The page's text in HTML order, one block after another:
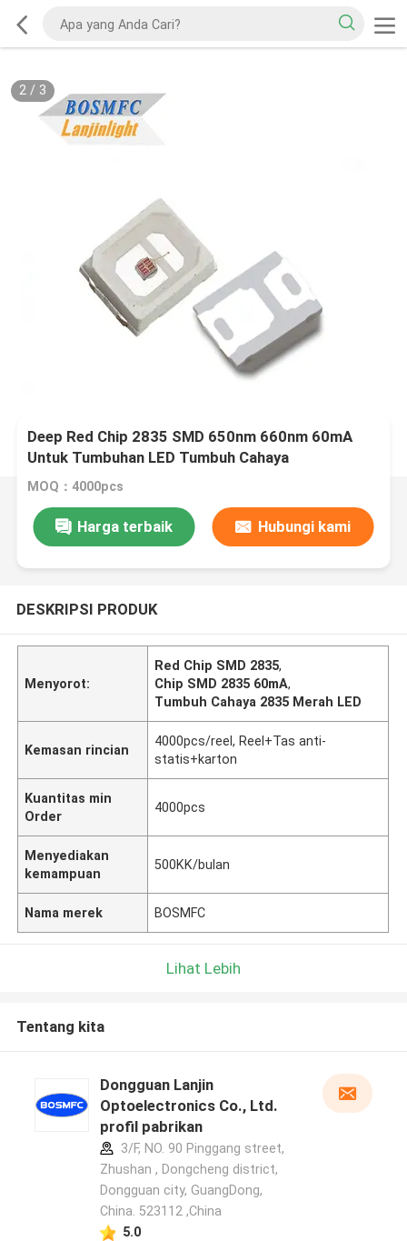
2/ 3
Deep Red Chip 2835 SMD 650nm 660nm 60mA
Untuk Tumbuhan LED Tumbuh Cahaya
MOQ：4000pcs
Harga terbaik Hubungi kami
DESKRIPSI PRODUK
Menyorot:
Red Chip SMD 2835,
Chip SMD 2835 60mA,
Tumbuh Cahaya 2835 Merah LED
Kemasan rincian
4000pcs/reel, Reel+Tas anti-
statis+karton
Kuantitas min
Order
4000pcs
Menyediakan
kemampuan
500KK/bulan
Nama merek BOSMFC
Lihat Lebih
Tentang kita
Dongguan Lanjin
Optoelectronics Co., Ltd.
profil pabrikan
3/F, NO. 90 Pinggang street,
Zhushan , Dongcheng district,
Dongguan city, GuangDong,
China. 523112 ,China
5.0